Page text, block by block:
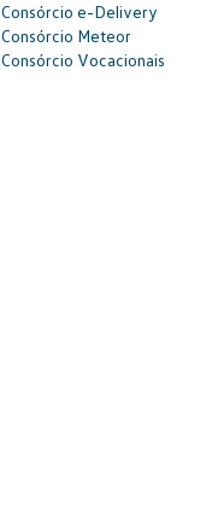
Consórcio e-Delivery
Consórcio Meteor
Consórcio Vocacionais